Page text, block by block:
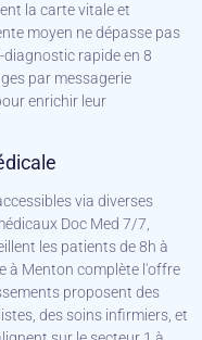
la carte vitale et
moyen ne dépasse pas
rapide en 8
par messagerie
enrichir leur
via diverses
Doc Med 7/7,
les patients de 8h à
à Menton complète l'offre
proposent des
des soins infirmiers, et